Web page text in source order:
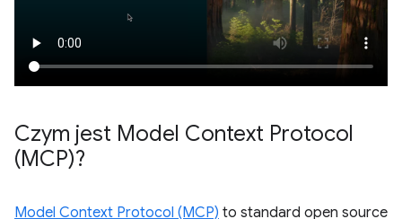
Czym jest Model Context Protocol
(MCP)?
Model Context Protocol (MCP) to standard open source